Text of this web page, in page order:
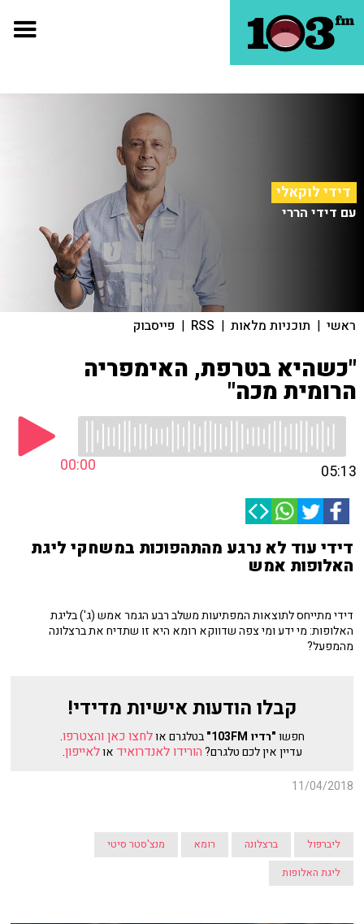
דידי לוקאלי
עם דידי הררי
ראשי | תוכניות מלאות |
RSS
| פייסבוק
"כשהיא בטרפת, האימפריה
הרומית מכה"
00:00 05:13
דידי עוד לא נרגע מהתהפוכות במשחקי ליגת
האלופות אמש
דידי מתייחס לתוצאות המפתיעות משלב רבע הגמר אמש (ג') בליגת
האלופות: מי ידע ומי צפה שדווקא רומא היא זו שתדיח את ברצלונה
מהמפעל?
קבלו הודעות אישיות מדידי!
חפשו"רדיו 103FM" בטלגרם אולחצו כאן והצטרפו.
עדיין אין לכם טלגרם?הורידו לאנדרואיד אולאייפון.
11/04/2018
ליברפול ברצלונה רומא
מנצ'סטר סיטי
ליגת האלופות